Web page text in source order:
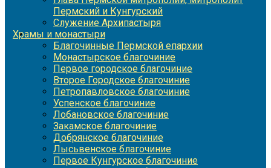
Пермский и Кунгурский
Служение Архипастыря
Храмы и монастыри
Благочинные Пермской епархии
Монастырское благочиние
Первое городское благочиние
Второе Городское благочиние
Петропавловское благочиние
Успенское благочиние
Лобановское благочиние
Закамское благочиние
Добрянское благочиние
Лысьвенское благочиние
Первое Кунгурское благочиние